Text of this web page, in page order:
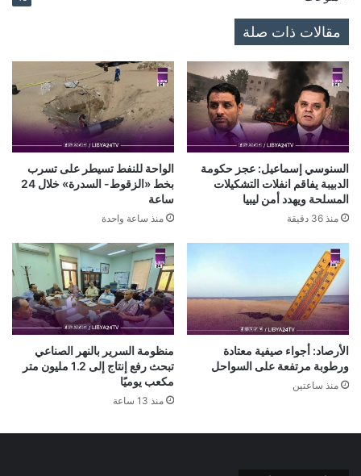
مقالات ذات صلة
السنوسي إسماعيل: عجز حكومة
الدبيبة يفاقم انفلات التشكيلات
المسلحة ويهدد أمن ليبيا
منذ 36 دقيقة
الواحة للنفط تسيطر على تسرب
بخط «الزقوط- السدرة» خلال 24
ساعة
منذ ساعة واحدة
الأرصاد: أجواء صيفية معتادة
ورطوبة مرتفعة على السواحل
منذ ساعتين
منظومة السرير بالنهر الصناعي
تبحث رفع إنتاج إلى 1.2 مليون متر
مكعب يوميًا
منذ 13 ساعة